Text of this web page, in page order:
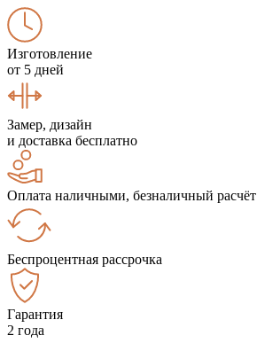
Изготовление
от 5 дней
Замер, дизайн
и доставка бесплатно
Оплата наличными, безналичный расчёт
Беспроцентная рассрочка
Гарантия
2 года